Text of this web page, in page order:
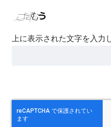
上に表示された文字を入力